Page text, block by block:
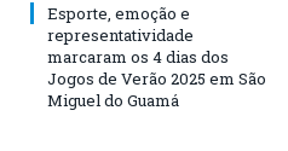
Esporte, emoção e
representatividade
marcaram os 4 dias dos
Jogos de Verão 2025 em São
Miguel do Guamá